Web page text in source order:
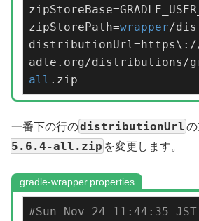
zipStorePath=wrapper/
adle.org/distributions/
all .zip
一番下の行のdistributionUrl
5.6.4-all.zip を変更します。
gradle-wrapper.properties
#Sun Nov 24 11:44:35